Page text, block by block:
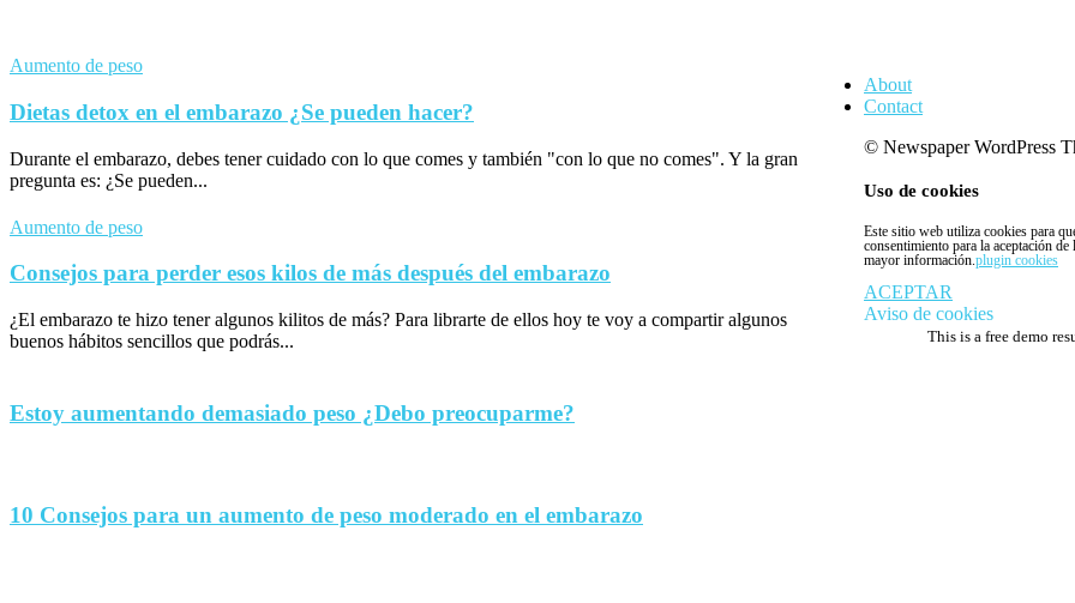
Aumento de peso
Dietas detox en el embarazo ¿Se pueden hacer?
Durante el embarazo, debes tener cuidado con lo que comes y también "con lo que no comes". Y la gran
pregunta es: ¿Se pueden...
Aumento de peso
Consejos para perder esos kilos de más después del embarazo
¿El embarazo te hizo tener algunos kilitos de más? Para librarte de ellos hoy te voy a compartir algunos
buenos hábitos sencillos que podrás...
Estoy aumentando demasiado peso ¿Debo preocuparme?
10 Consejos para un aumento de peso moderado en el embarazo
About
Contact
© Newspaper WordPress
Uso de cookies
Este sitio web utiliza cookies para
consentimiento para la aceptación
mayor información.plugin cookies
ACEPTAR
Aviso de cookies
This is a free demo